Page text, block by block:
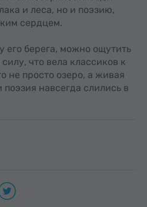
и леса, но и поэзию,
сердцем.
его берега, можно ощутить
что вела классиков к
не просто озеро, а живая
навсегда слились в